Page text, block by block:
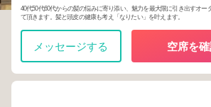
40代50代60代からの髪の悩みに寄り添い、魅力を最大限に引き出すオー
て頂きます。髪と頭皮の健康も考え「なりたい」を叶えます。
メッセージする 空席を